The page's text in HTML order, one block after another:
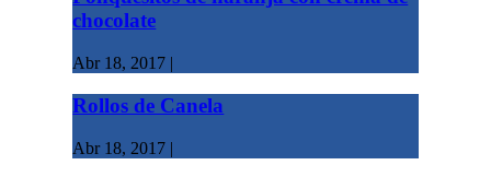
chocolate
Abr 18, 2017 |
Rollos de Canela
Abr 18, 2017 |